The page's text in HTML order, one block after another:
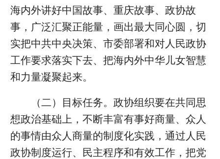
海内外讲好中国故事、重庆故事、政协故
事，广泛汇聚正能量，画出最大同心圆，切
实把中共中央决策、市委部署和对人民政协
工作要求落实下去、把海内外中华儿女智慧
和力量凝聚起来。
（二）目标任务。政协组织要在共同思
想政治基础上，不断丰富有事好商量、众人
的事情由众人商量的制度化实践，通过人民
政协制度运行、民主程序和有效工作，把党